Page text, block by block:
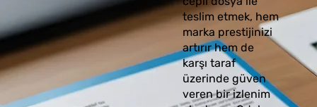
teslim etmek, hem
marka prestijinizi
artırır hem de
karşı taraf
üzerinde güven
veren bir izlenim